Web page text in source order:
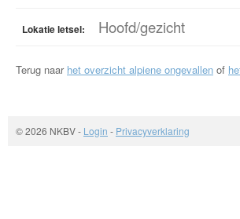
Lokatie letsel: Hoofd/gezicht
Terug naar het overzicht alpiene ongevallen of
© 2026 NKBV- Login - Privacyverklaring